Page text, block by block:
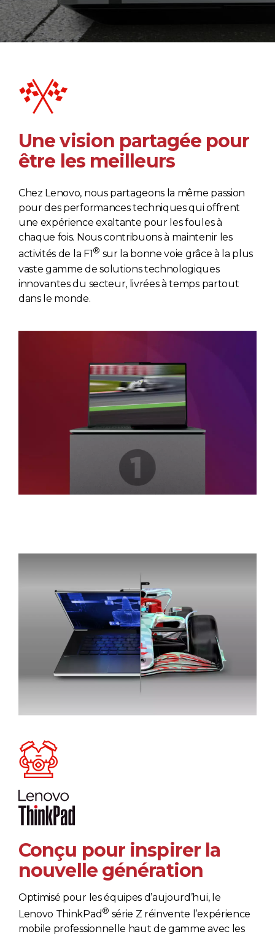
Une vision partagée pour
être les meilleurs
Chez Lenovo, nous partageons la même passion
pour des performances techniques qui offrent
une expérience exaltante pour les foules à
chaque fois. Nous contribuons à maintenir les
activités de la F1® sur la bonne voie grâce à la plus
vaste gamme de solutions technologiques
innovantes du secteur, livrées à temps partout
dans le monde.
Conçu pour inspirer la
nouvelle génération
Optimisé pour les équipes d’aujourd’hui, le
Lenovo ThinkPad® série Z réinvente l’expérience
mobile professionnelle haut de gamme avec les